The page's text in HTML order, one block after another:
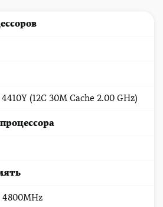
(12C 30M Cache 2.00 GHz)
4800MHz